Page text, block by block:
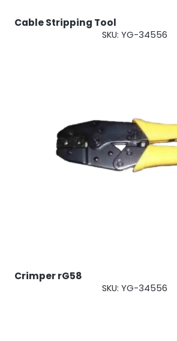
StellaPlanner
Cable Stripping Tool
SKU: YG-34556
Crimper rG58
SKU: YG-34556